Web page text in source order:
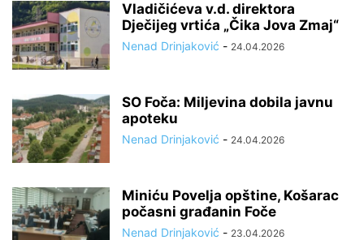
Vladičićeva v.d. direktora
Dječijeg vrtića „Čika Jova Zmaj“
Nenad Drinjaković - 24.04.2026
SO Foča: Miljevina dobila javnu
apoteku
Nenad Drinjaković - 24.04.2026
Miniću Povelja opštine, Košarac
počasni građanin Foče
Nenad Drinjaković - 23.04.2026